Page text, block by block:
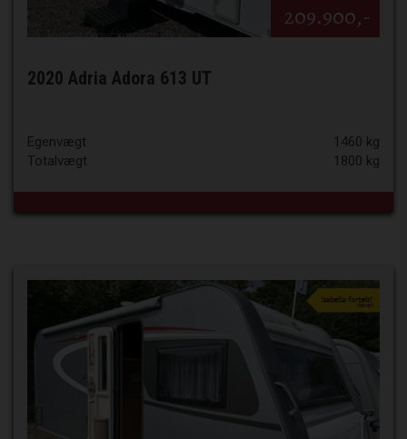
209.900,-
2020 Adria Adora 613 UT
Egenvægt
1460 kg
Totalvægt
1800 kg